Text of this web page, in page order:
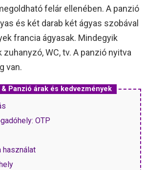
felár ellenében. A panzió
és két darab két ágyas szobával
francia ágyasak. Mindegyik
WC, tv. A panzió nyitva
van.
& Panzió árak és kedvezmények
OTP
használat